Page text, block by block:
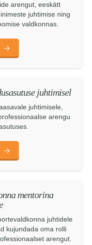
arengut, eeskätt
juhtimise ning
valdkonnas.
juhtimisel
juhtimisele,
arengu
mentorina
juhtidele
kujundada oma rolli
arengut.